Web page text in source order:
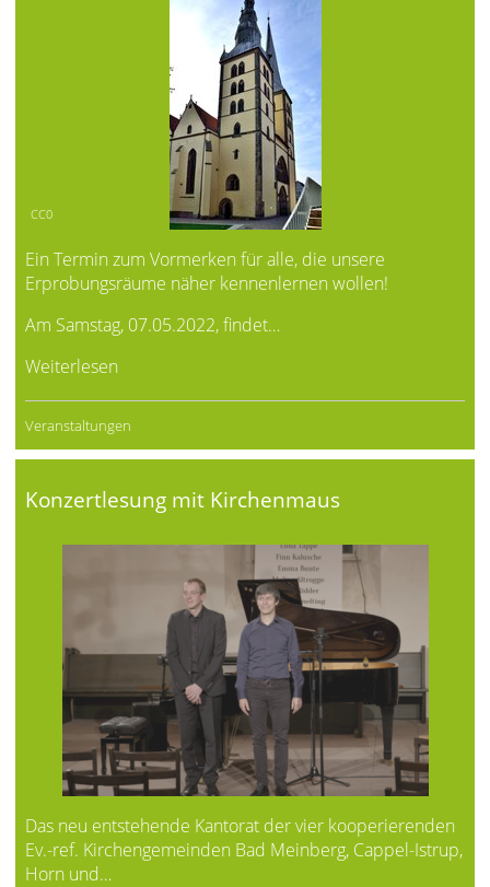
CC0
Ein Termin zum Vormerken für alle, die unsere
Erprobungsräume näher kennenlernen wollen!
Am Samstag, 07.05.2022, findet…
Weiterlesen
Veranstaltungen
Konzertlesung mit Kirchenmaus
Das neu entstehende Kantorat der vier kooperierenden
Ev.-ref. Kirchengemeinden Bad Meinberg, Cappel-Istrup,
Horn und…